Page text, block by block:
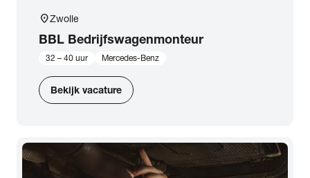
location_onZwolle
BBL Bedrijfswagenmonteur
32 – 40 uur Mercedes-Benz
Bekijk vacature